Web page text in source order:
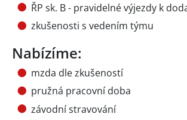
ŘP sk. B - pravidelné výjezdy k
zkušenosti s vedením týmu
Nabízíme:
mzda dle zkušeností
pružná pracovní doba
závodní stravování